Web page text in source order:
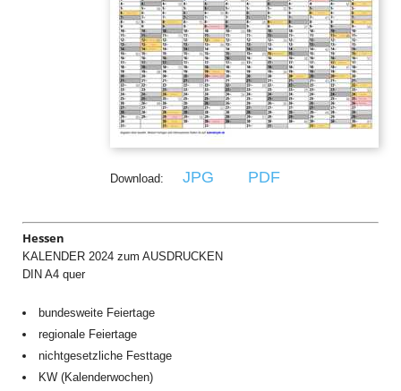
Download: JPG PDF
Hessen
KALENDER 2024 zum AUSDRUCKEN
DIN A4 quer
bundesweite Feiertage
regionale Feiertage
nichtgesetzliche Festtage
KW (Kalenderwochen)